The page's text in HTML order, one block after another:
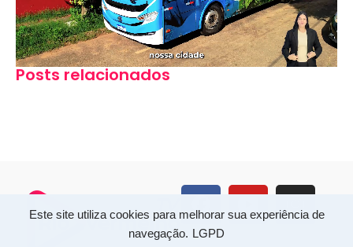
Este site utiliza cookies para melhorar sua experiência de
navegação. LGPD
Posts relacionados